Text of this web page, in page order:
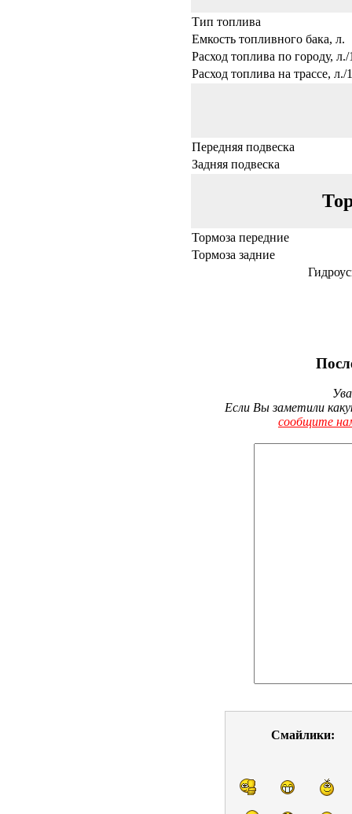
Тип топлива
Емкость топливного бака, л.
Расход топлива по городу,
Расход топлива на трассе, л./
Передняя подвеска
Задняя подвеска
Тормоза передние
Тормоза задние
Если Вы заметили
сообщите
Смайлики: